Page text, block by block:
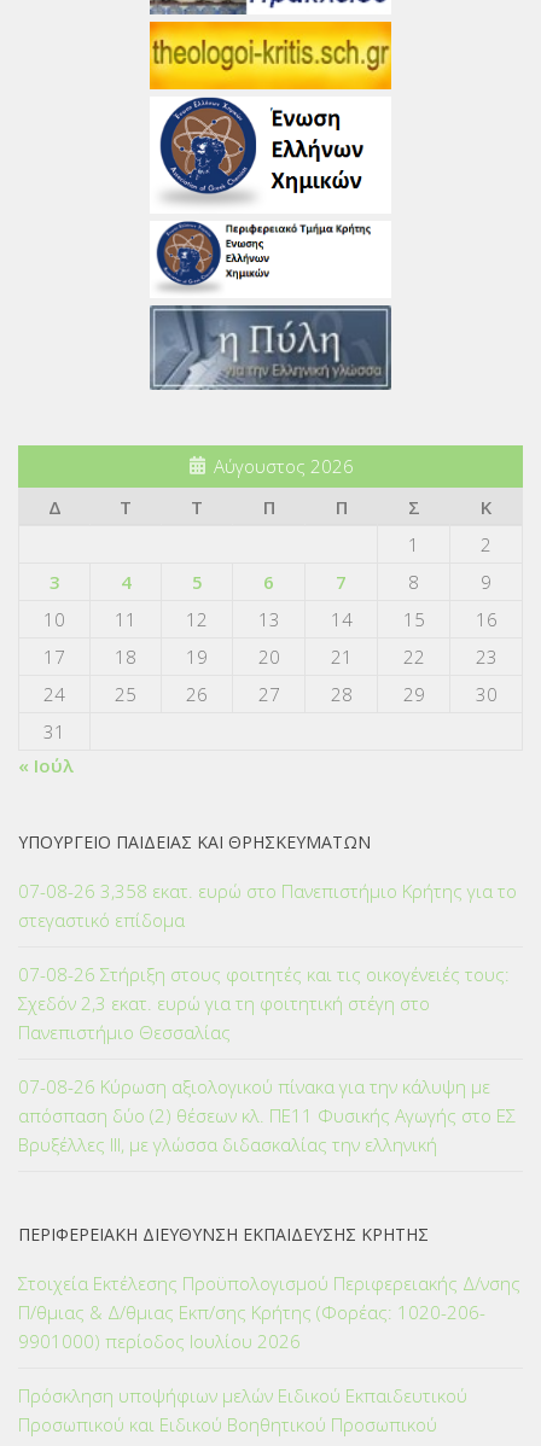
Αύγουστος 2026
Δ
Τ Τ Π Π Σ
Κ
1
2
3
4 5 6 7 8
9
10
11 12 13 14 15
16
17
18 19 20 21 22
23
24
25 26 27 28 29
30
31
« Ιούλ
ΥΠΟΥΡΓΕΙΟ ΠΑΙΔΕΙΑΣ ΚΑΙ ΘΡΗΣΚΕΥΜΑΤΩΝ
07-08-26 3,358 εκατ. ευρώ στο Πανεπιστήμιο Κρήτης για το
στεγαστικό επίδομα
07-08-26 Στήριξη στους φοιτητές και τις οικογένειές τους:
Σχεδόν 2,3 εκατ. ευρώ για τη φοιτητική στέγη στο
Πανεπιστήμιο Θεσσαλίας
07-08-26 Κύρωση αξιολογικού πίνακα για την κάλυψη με
απόσπαση δύο (2) θέσεων κλ. ΠΕ11 Φυσικής Αγωγής στο ΕΣ
Βρυξέλλες ΙΙΙ, με γλώσσα διδασκαλίας την ελληνική
ΠΕΡΙΦΕΡΕΙΑΚΗ ΔΙΕΥΘΥΝΣΗ ΕΚΠΑΙΔΕΥΣΗΣ ΚΡΗΤΗΣ
Στοιχεία Εκτέλεσης Προϋπολογισμού Περιφερειακής Δ/νσης
Π/θμιας & Δ/θμιας Εκπ/σης Κρήτης (Φορέας: 1020-206-
9901000) περίοδος Ιουλίου 2026
Πρόσκληση υποψήφιων μελών Ειδικού Εκπαιδευτικού
Προσωπικού και Ειδικού Βοηθητικού Προσωπικού